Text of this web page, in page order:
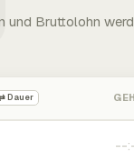
und Bruttolohn
Dauer